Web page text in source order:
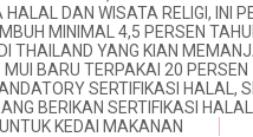
HALAL DAN WISATA RELIGI, INI
MINIMAL 4,5 PERSEN
THAILAND YANG KIAN
BARU TERPAKAI 20 PERSEN
SERTIFIKASI HALAL,
BERIKAN SERTIFIKASI
KEDAI MAKANAN